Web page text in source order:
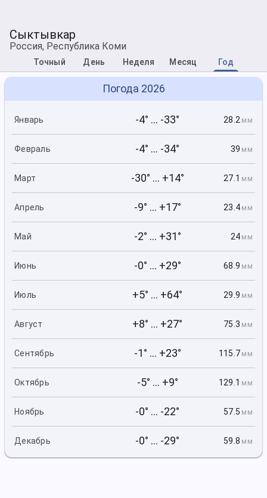
Сыктывкар
Россия, Республика Коми
Точный День Неделя Месяц Год
Погода 2026
Январь -4° ... -33° 28.2 мм
Февраль -4° ... -34° 39 мм
Март -30° ... +14° 27.1 мм
Апрель -9° ... +17° 23.4 мм
Май -2° ... +31° 24 мм
Июнь -0° ... +29° 68.9 мм
Июль +5° ... +64° 29.9 мм
Август +8° ... +27° 75.3 мм
Сентябрь -1° ... +23° 115.7 мм
Октябрь -5° ... +9° 129.1 мм
Ноябрь -0° ... -22° 57.5 мм
Декабрь -0° ... -29° 59.8 мм